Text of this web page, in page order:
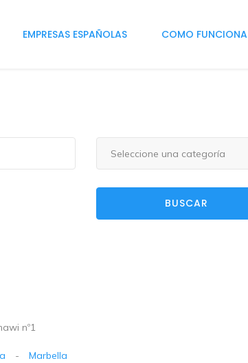
EMPRESAS ESPAÑOLAS COMO FUNCIONA
Seleccione una categoría
BUSCAR
nº1
- Marbella